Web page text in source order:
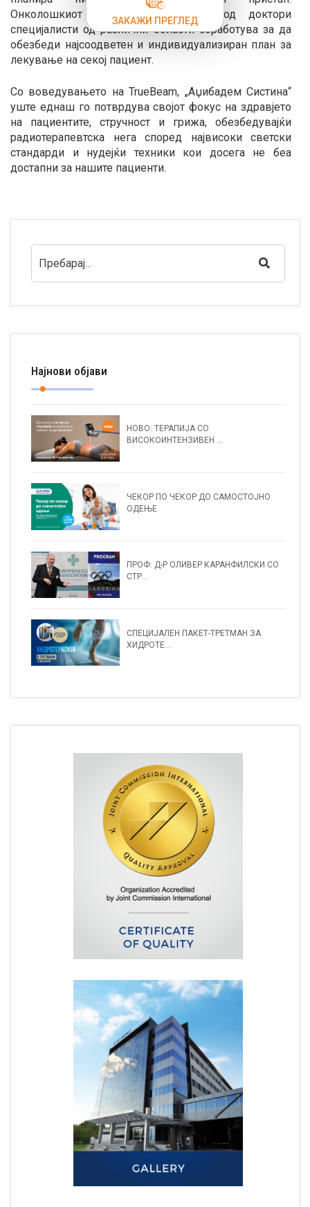
Онколошкиот конзилиум составен од доктори
специјалисти од различни области соработува за да
обезбеди најсоодветен и индивидуализиран план за
лекување на секој пациент.
Со воведувањето на TrueBeam, „Аџибадем Систина“
уште еднаш го потврдува својот фокус на здравјето
на пациентите, стручност и грижа, обезбедувајќи
радиотерапевтска нега според највисоки светски
стандарди и нудејќи техники кои досега не беа
достапни за нашите пациенти.
Најнови објави
НОВО: ТЕРАПИЈА СО
ВИСОКОИНТЕНЗИВЕН ...
ЧЕКОР ПО ЧЕКОР ДО САМОСТОЈНО
ОДЕЊЕ
ПРОФ. Д-Р ОЛИВЕР КАРАНФИЛСКИ СО
СТР...
СПЕЦИЈАЛЕН ПАКЕТ-ТРЕТМАН ЗА
ХИДРОТЕ...
ЗАКАЖИ ПРЕГЛЕД